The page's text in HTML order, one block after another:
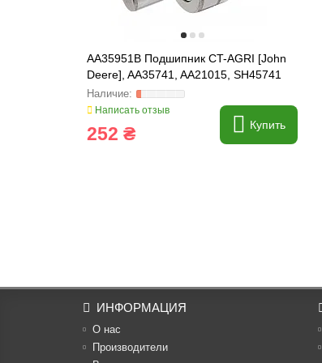
AA35951B Подшипник CT-AGRI [John
Deere], AA35741, AA21015, SH45741
Написать отзыв
252 ₴ Купить
ИНФОРМАЦИЯ
О нас
Производители